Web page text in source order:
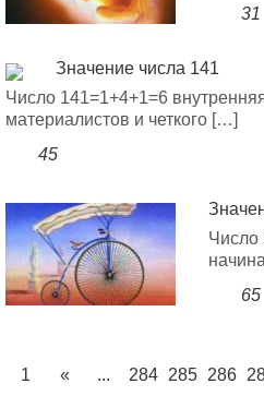
31
Значение числа 141
Число 141=1+4+1=6
материалистов и четкого […]
45
Число
65
1 « ... 284 285 286